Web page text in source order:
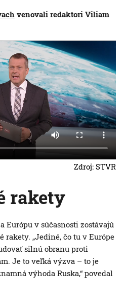
venovali redaktori Viliam
Zdroj: STVR
rakety
Európu v súčasnosti zostávajú
rakety. „Jediné, čo tu v Európe
silnú obranu proti
Je to veľká výzva – to je
výhoda Ruska,“ povedal